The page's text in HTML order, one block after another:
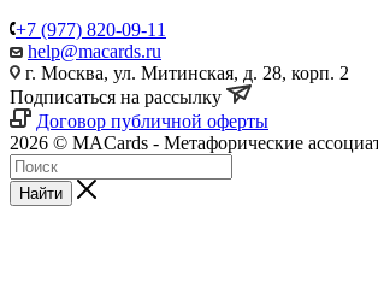
+7 (977) 820-09-11
help@macards.ru
г. Москва, ул. Митинская, д. 28, корп. 2
Подписаться на рассылку
Договор публичной оферты
2026 © MACards - Метафорические
Найти